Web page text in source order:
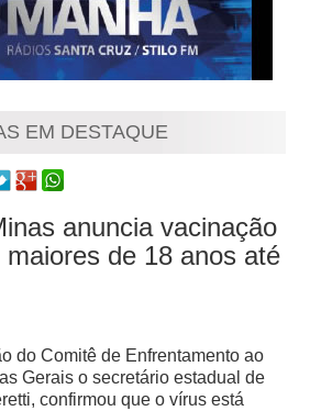
EM DESTAQUE
anuncia vacinação
de 18 anos até
do Comitê de Enfrentamento ao
Gerais o secretário estadual de
confirmou que o vírus está